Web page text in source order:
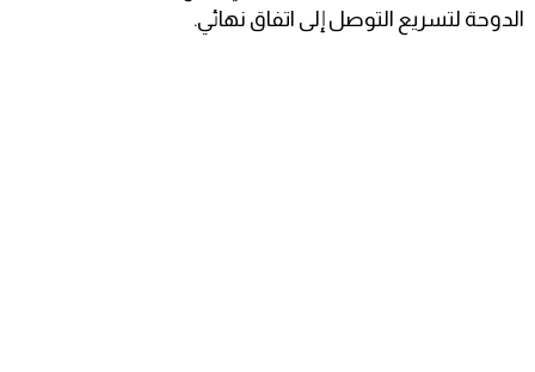
الدوحة لتسريع التوصل إلى اتفاق نهائي.